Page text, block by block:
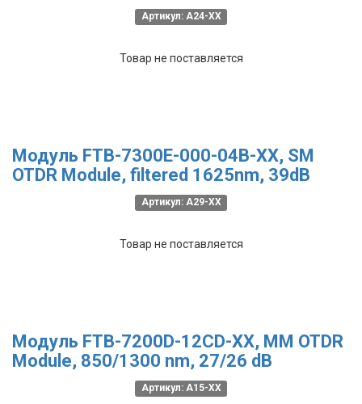
Артикул: A24-XX
Товар не поставляется
Модуль FTB-7300E-000-04B-XX, SM
OTDR Module, filtered 1625nm, 39dB
Артикул: A29-XX
Товар не поставляется
Модуль FTB-7200D-12CD-XX, MM OTDR
Module, 850/1300 nm, 27/26 dB
Артикул: A15-XX